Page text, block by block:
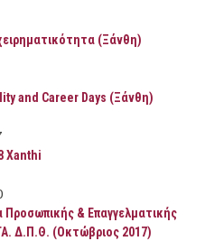
(Ξάνθη)
and Career Days (Ξάνθη)
Xanthi
Προσωπικής & Επαγγελματικής
Δ.Π.Θ. (Οκτώβριος 2017)